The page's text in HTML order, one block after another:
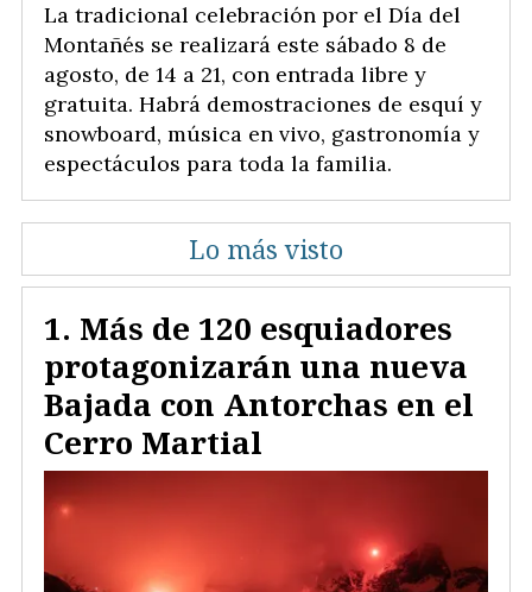
La tradicional celebración por el Día del
Montañés se realizará este sábado 8 de
agosto, de 14 a 21, con entrada libre y
gratuita. Habrá demostraciones de esquí y
snowboard, música en vivo, gastronomía y
espectáculos para toda la familia.
Lo más visto
Más de 120 esquiadores
protagonizarán una nueva
Bajada con Antorchas en el
Cerro Martial